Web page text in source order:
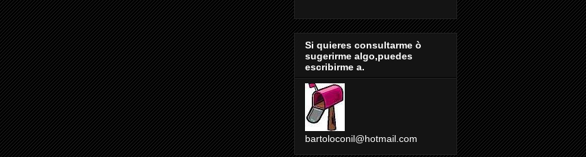
Si quieres consultarme ò
sugerirme algo,puedes
escribirme a.
bartoloconil@hotmail.com